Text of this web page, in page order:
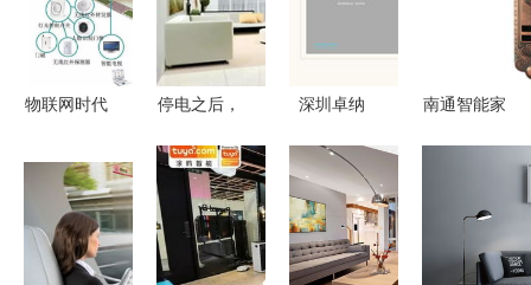
物联网时代
与智能家居
设备的深度
对比
停电之后，
剩“傻”家电
了吗？
深圳卓纳
设计，点亮
智能家居品
牌未来
南通智能家
智能锁的指
南